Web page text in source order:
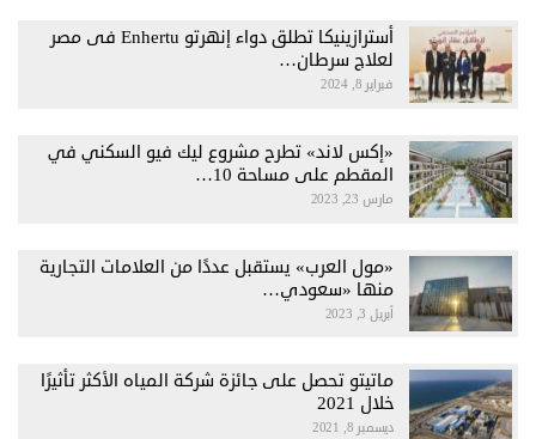
أسترازينيكا تطلق دواء إنهرتو Enhertu فى مصر
لعلاج سرطان…
فبراير 8, 2024
«إكس لاند» تطرح مشروع ليك فيو السكني في
المقطم على مساحة 10…
مارس 23, 2023
«مول العرب» يستقبل عددًا من العلامات التجارية
منها «سعودي…
أبريل 3, 2023
ماتيتو تحصل على جائزة شركة المياه الأكثر تأثيرًا
خلال 2021
ديسمبر 8, 2021